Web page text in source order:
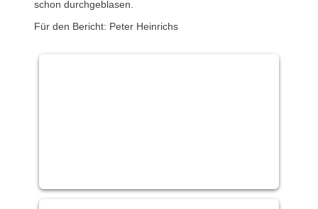
schon durchgeblasen.
Für den Bericht: Peter Heinrichs